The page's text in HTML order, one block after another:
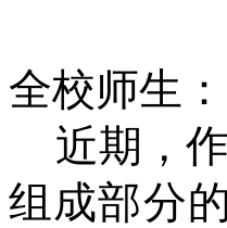
全校师生：
近期，
组成部分